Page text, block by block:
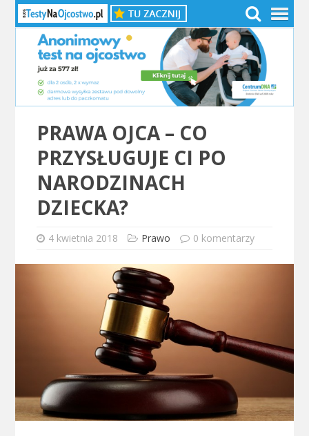
PRAWA OJCA – CO
PRZYSŁUGUJE CI PO
NARODZINACH
DZIECKA?
4 kwietnia 2018 Prawo 0 komentarzy